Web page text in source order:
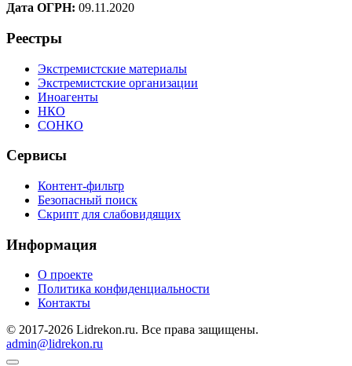
Дата ОГРН: 09.11.2020
Реестры
Экстремистские материалы
Экстремистские организации
Иноагенты
НКО
СОНКО
Сервисы
Контент-фильтр
Безопасный поиск
Скрипт для слабовидящих
Информация
О проекте
Политика конфиденциальности
Контакты
© 2017-2026 Lidrekon.ru. Все права защищены.
admin@lidrekon.ru